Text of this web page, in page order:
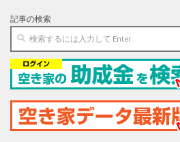
記事の検索